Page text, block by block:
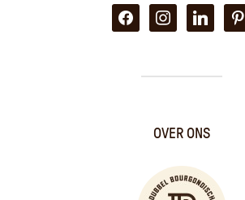
facebookinstagramlinkedin
OVER ONS